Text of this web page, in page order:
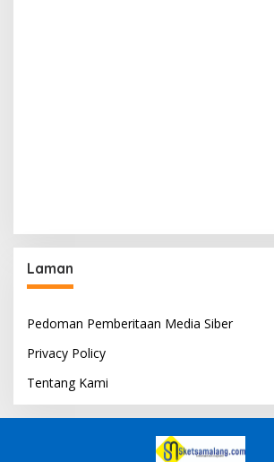
Laman
Pedoman Pemberitaan Media Siber
Privacy Policy
Tentang Kami